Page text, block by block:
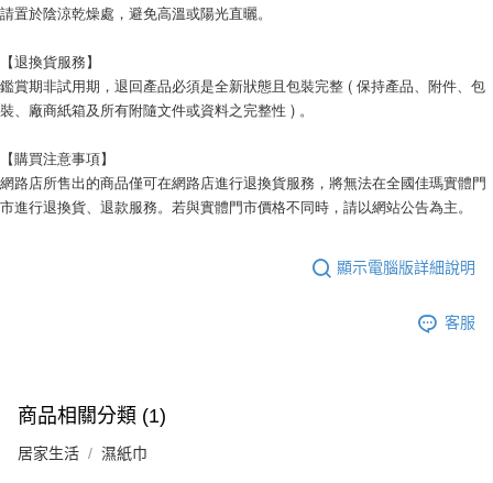
請置於陰涼乾燥處，避免高溫或陽光直曬。
【退換貨服務】
鑑賞期非試用期，退回產品必須是全新狀態且包裝完整 ( 保持產品、附件、包
裝、廠商紙箱及所有附隨文件或資料之完整性 ) 。
【購買注意事項】
網路店所售出的商品僅可在網路店進行退換貨服務，將無法在全國佳瑪實體門
市進行退換貨、退款服務。若與實體門市價格不同時，請以網站公告為主。
顯示電腦版詳細說明
客服
商品相關分類 (1)
居家生活 濕紙巾